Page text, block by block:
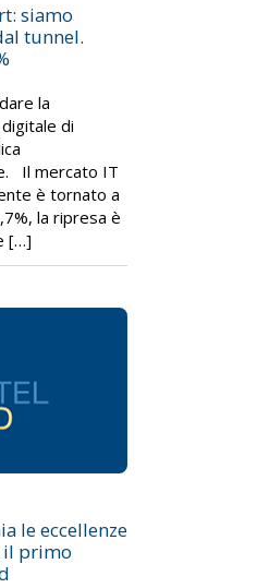
siamo
tunnel.
la
di
Il mercato IT
è tornato a
la ripresa è
[…]
le eccellenze
il primo